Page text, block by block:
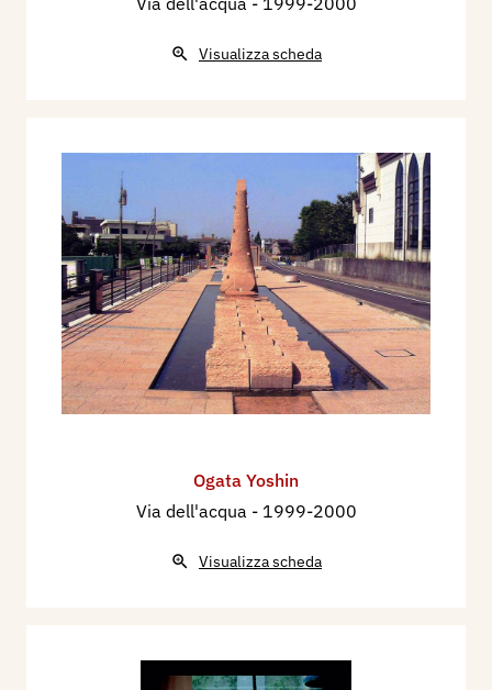
Visualizza scheda
Ogata Yoshin
Via dell'acqua - 1999-2000
Visualizza scheda